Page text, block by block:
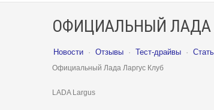
ОФИЦИАЛЬНЫЙ ЛАДА
Новости · Отзывы · Тест-драйвы ·
Официальный Лада Ларгус Клуб
LADA Largus